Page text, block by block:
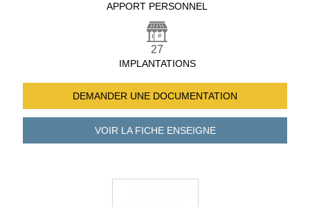
APPORT PERSONNEL
27
IMPLANTATIONS
DEMANDER UNE DOCUMENTATION
VOIR LA FICHEENSEIGNE